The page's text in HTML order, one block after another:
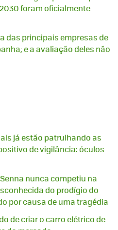
foram oficialmente
das principais empresas de
e a avaliação deles não
já estão patrulhando as
de vigilância: óculos
nunca competiu na
do prodígio do
por causa de uma tragédia
de criar o carro elétrico de